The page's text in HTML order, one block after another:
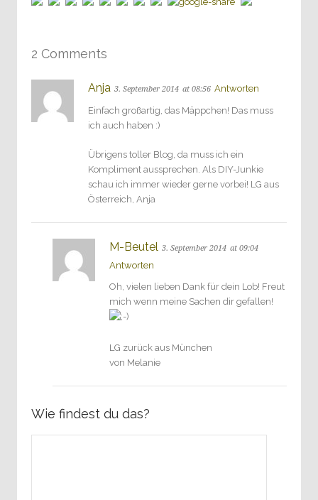
2 Comments
Anja 3. September 2014 at 08:56 Antworten
Einfach großartig, das Mäppchen! Das muss
ich auch haben :)
Übrigens toller Blog, da muss ich ein
Kompliment aussprechen. Als DIY-Junkie
schau ich immer wieder gerne vorbei! LG aus
Österreich, Anja
M-Beutel 3. September 2014 at 09:04
Antworten
Oh, vielen lieben Dank für dein Lob! Freut
mich wenn meine Sachen dir gefallen!
LG zurück aus München
von Melanie
Wie findest du das?